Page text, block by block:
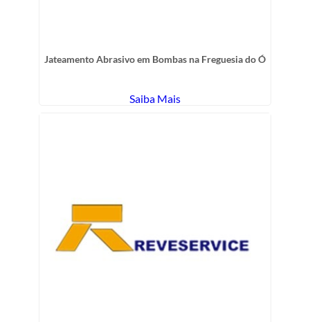
Jateamento Abrasivo em Bombas na Freguesia do Ó
Saiba Mais